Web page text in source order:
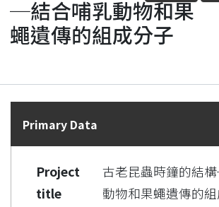
Researchers
Statistics
─結合哺乳動物和果
蠅遺傳的組成分子
Details
Primary Data
Project
title
古老昆蟲時鐘的結
動物和果蠅遺傳的